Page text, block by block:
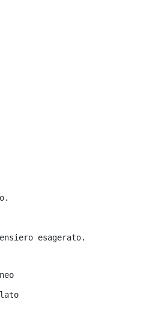
esagerato.